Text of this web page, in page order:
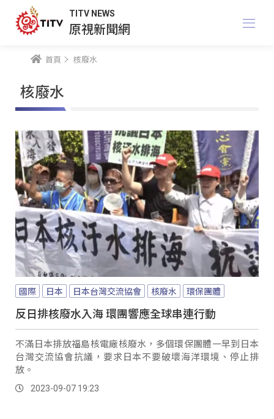
TITV NEWS
原視新聞網
首頁 核廢水
核廢水
國際 日本 日本台灣交流協會 核廢水 環保團體
反日排核廢水入海 環團響應全球串連行動
不滿日本排放福島核電廠核廢水，多個環保團體一早到日本
台灣交流協會抗議，要求日本不要破壞海洋環境、停止排
放。
2023-09-07 19:23